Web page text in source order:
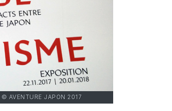
AVENTURE JAPON 2017